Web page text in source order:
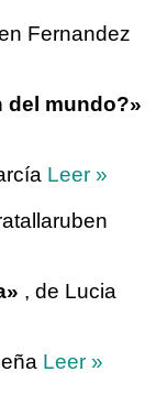
Fernandez
del mundo?»
Leer »
, de Lucia
Leer »